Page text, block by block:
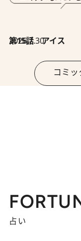
2026.7.30
第15話 アイス
コミ
占い